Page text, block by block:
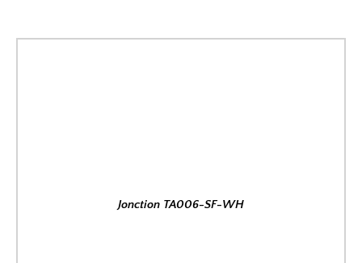
Jonction TA006-SF-WH